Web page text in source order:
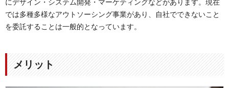
にデザイン・システム開発・マーケティングなどがあります。現在
では多種多様なアウトソーシング事業があり、自社でできないこと
を委託することは一般的となっています。
メリット